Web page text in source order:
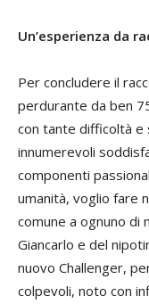
Un’esperienza da
Per concludere il
perdurante da ben
con tante difficoltà e
innumerevoli
componenti
umanità, voglio fare
comune a ognuno di
Giancarlo e del
nuovo Challenger,
colpevoli, noto con